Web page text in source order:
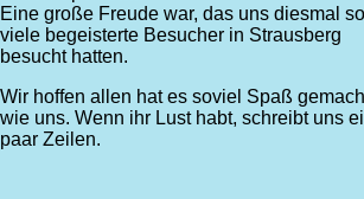
Eine große Freude war, das uns diesmal so
viele begeisterte Besucher in Strausberg
besucht hatten.
Wir hoffen allen hat es soviel Spaß
wie uns. Wenn ihr Lust habt, schreibt uns
paar Zeilen.